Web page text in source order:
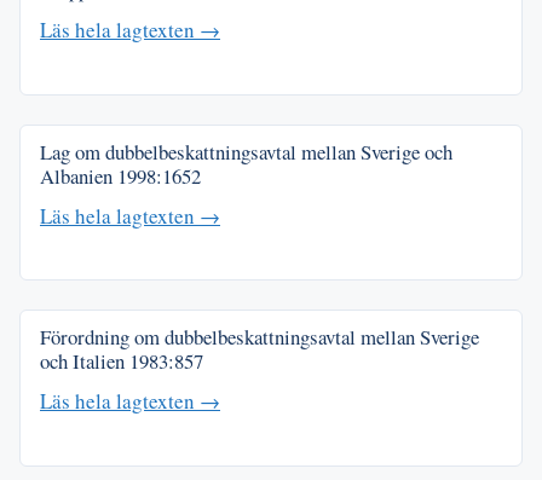
Läs hela lagtexten →
Lag om dubbelbeskattningsavtal mellan Sverige och
Albanien 1998:1652
Läs hela lagtexten →
Förordning om dubbelbeskattningsavtal mellan Sverige
och Italien 1983:857
Läs hela lagtexten →